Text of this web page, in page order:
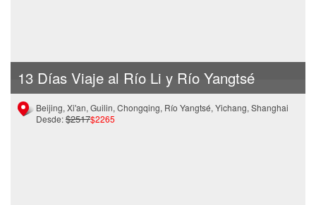
13 Días Viaje al Río Li y Río Yangtsé
Beijing, Xi'an, Guilin, Chongqing, Río Yangtsé, Yichang, Shanghai
Desde:$2517$2265